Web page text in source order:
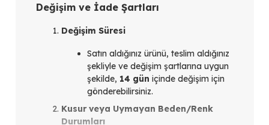
Değişim ve İade Şartları
Değişim Süresi
Satın aldığınız ürünü, teslim aldığınız
şekliyle ve değişim şartlarına uygun
şekilde, 14 gün içinde değişim için
gönderebilirsiniz.
Kusur veya Uymayan Beden/Renk
Durumları